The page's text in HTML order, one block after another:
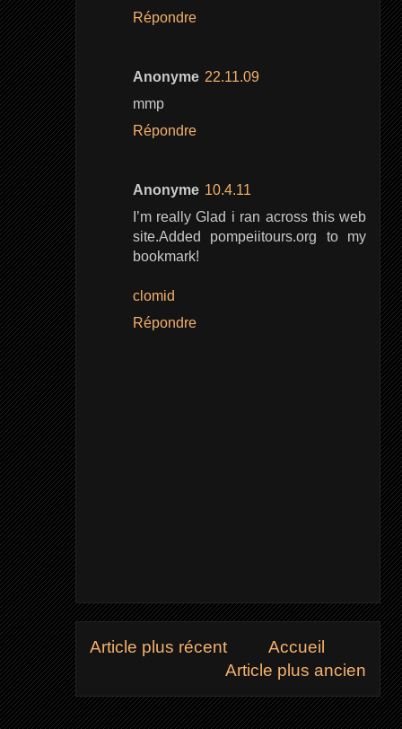
Répondre
Anonyme 22.11.09
mmp
Répondre
Anonyme 10.4.11
I’m really Glad i ran across this web
site.Added pompeiitours.org to my
bookmark!
clomid
Répondre
Article plus récent
Article plus ancien
Accueil